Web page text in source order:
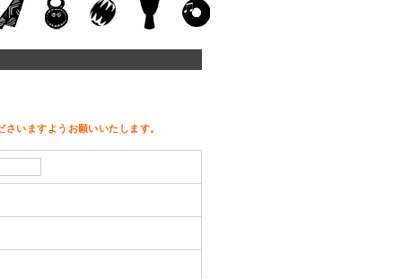
いますようお願いいたします。